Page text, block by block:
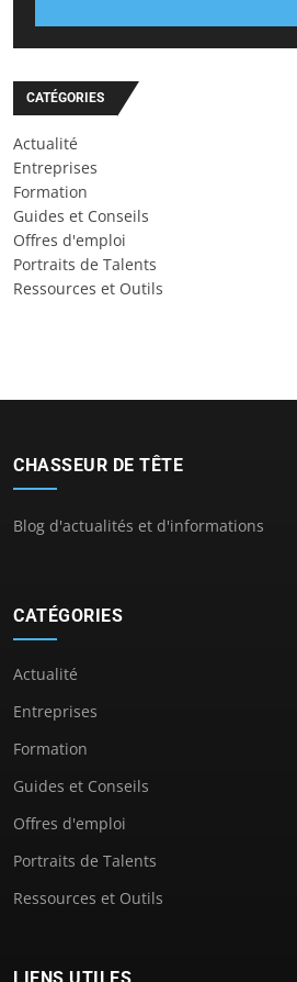
CATÉGORIES
Actualité
Entreprises
Formation
Guides et Conseils
Offres d'emploi
Portraits de Talents
Ressources et Outils
CHASSEUR DE TÊTE
Blog d'actualités et d'informations
CATÉGORIES
Actualité
Entreprises
Formation
Guides et Conseils
Offres d'emploi
Portraits de Talents
Ressources et Outils
LIENS UTILES